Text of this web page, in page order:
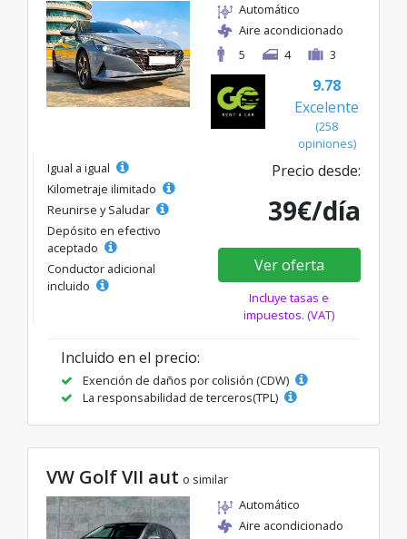
Automático
Aire acondicionado
5
4 3
9.78
Excelente
(258
opiniones)
Igual a igual
Kilometraje ilimitado
Reunirse y Saludar
Depósito en efectivo
aceptado
Conductor adicional
incluido
Precio desde:
39€/día
Ver oferta
Incluye tasas e
impuestos. (VAT)
Incluido en el precio:
Exención de daños por colisión (CDW)
La responsabilidad de terceros(TPL)
VW Golf VII aut o similar
Automático
Aire acondicionado